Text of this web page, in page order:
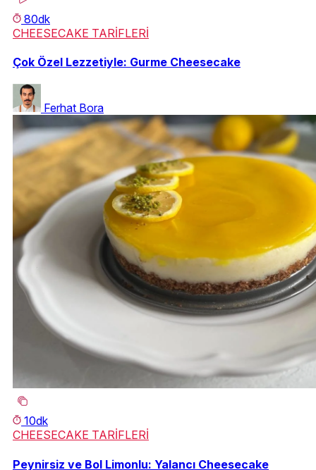
80dk
CHEESECAKE TARİFLERİ
Çok Özel Lezzetiyle: Gurme Cheesecake
Ferhat Bora
10dk
CHEESECAKE TARİFLERİ
Peynirsiz ve Bol Limonlu: Yalancı Cheesecake